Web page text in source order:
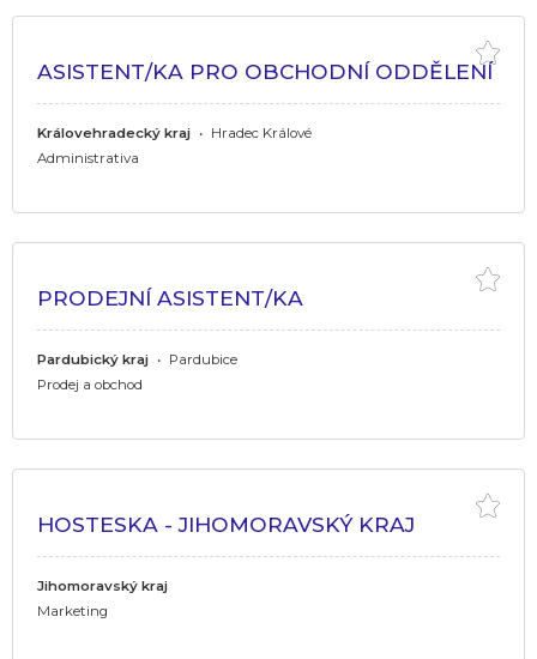
ASISTENT/KA PRO OBCHODNÍ ODDĚLENÍ
Královehradecký kraj • Hradec Králové
Administrativa
PRODEJNÍ ASISTENT/KA
Pardubický kraj • Pardubice
Prodej a obchod
HOSTESKA - JIHOMORAVSKÝ KRAJ
Jihomoravský kraj
Marketing